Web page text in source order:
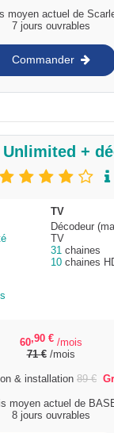
moyen actuel de
7 jours ouvrables
Commander
+
TV
Décodeur
TV
31 chaines
10 chaines
60,90 € /mois
71€/mois
& installation 89€
moyen actuel de
8 jours ouvrables